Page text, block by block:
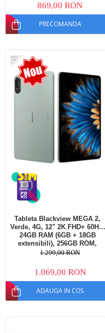
869,00 RON
PRECOMANDA
-18%
Tableta Blackview MEGA 2,
Verde, 4G, 12" 2K FHD+ 60Hz,
24GB RAM (6GB + 18GB
extensibili), 256GB ROM,
Android 15, Unisoc T615,
Stylus, Face Unlock, Dual SIM
1.299,00 RON
1.069,00 RON
ADAUGA IN COS